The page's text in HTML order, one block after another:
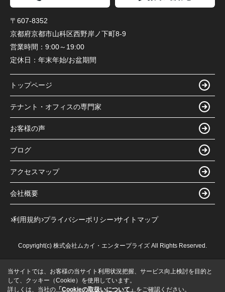
〒607-8352
京都府京都市山科区西野岸ノ下町8-9
営業時間： 9:00～19:00
定休日： 年末年始/お盆期間
トップページ
テナント・オフィスの専門家
お客様の声
ブログ
アクセスマップ
会社概要
利用規約 プライバシーポリシー サイトマップ
Copyright(c) 株式会社ムカイ・エンタープライズ All Rights Reserved.
当サイトでは、お客様の当サイト利用状況把握、サービス向上検討を目的と
して、クッキー（Cookie）を使用しています。
詳しくは、当社の 「Cookieの取扱いについて」 をご確認ください。